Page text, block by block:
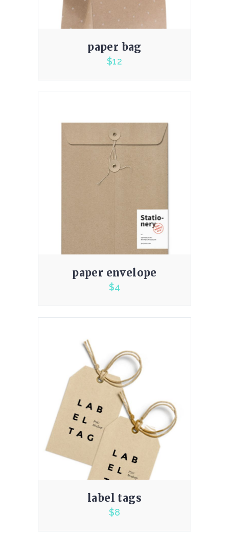
paper bag
$12
paper envelope
$4
label tags
$8